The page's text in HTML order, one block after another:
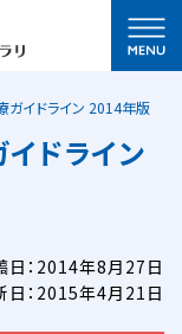
ガイドライン 2014年版
イドライン
日：2014年8月27日
日：2015年4月21日